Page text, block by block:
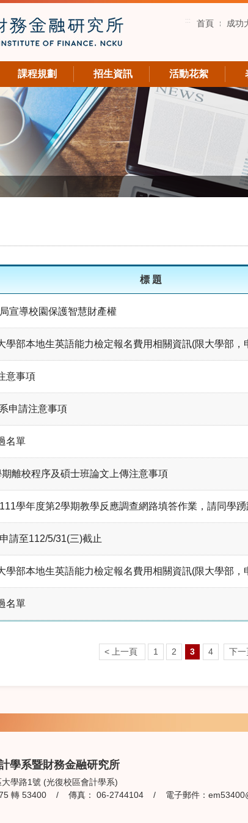
::: 首頁 成功
課程規劃 招生資訊 活動花絮
標 題
宣導校園保護智慧財產權
學部本地生英語能力檢定報名費用相關資訊(限大學部，
意事項
申請注意事項
名單
離校程序及碩士班論文上傳注意事項
111學年度第2學期教學反應調查網路填答作業，請同學
請至112/5/31(三)截止
學部本地生英語能力檢定報名費用相關資訊(限大學部，
名單
< 上一頁 1 2 3 4 下一
學系暨財務金融研究所
學路1號 (光復校區會計學系)
轉 53400 / 傳真： 06-2744104 / 電子郵件：